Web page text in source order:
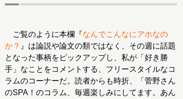
ご覧のように本欄『なんでこんなにアホなの
か？ 』は論説や論文の類ではなく、その週に話題
となった事柄をピックアップし、私が「好き勝
手」なことをコメントする、フリースタイルなコ
ラムのコーナーだ。読者からも時折、「菅野さん
のSPA！のコラム、毎週楽しみにしてます。あん